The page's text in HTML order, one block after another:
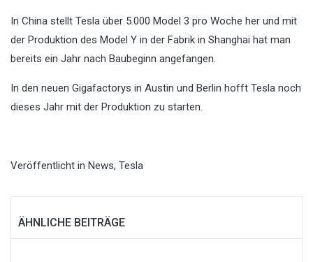
In China stellt Tesla über 5.000 Model 3 pro Woche her und mit
der Produktion des Model Y in der Fabrik in Shanghai hat man
bereits ein Jahr nach Baubeginn angefangen.
In den neuen Gigafactorys in Austin und Berlin hofft Tesla noch
dieses Jahr mit der Produktion zu starten.
Veröffentlicht in News, Tesla
ÄHNLICHE BEITRÄGE